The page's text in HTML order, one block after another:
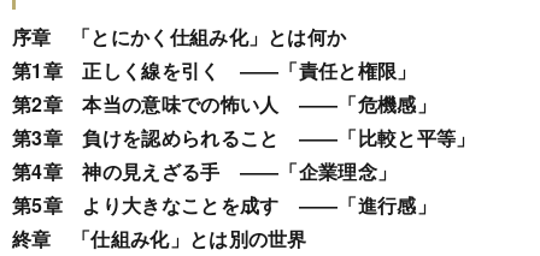
序章 「とにかく仕組み化」とは何か
第1章 正しく線を引く ――「責任と権限」
第2章 本当の意味での怖い人 ――「危機感」
第3章 負けを認められること ――「比較と平等」
第4章 神の見えざる手 ――「企業理念」
第5章 より大きなことを成す ――「進行感」
終章 「仕組み化」とは別の世界